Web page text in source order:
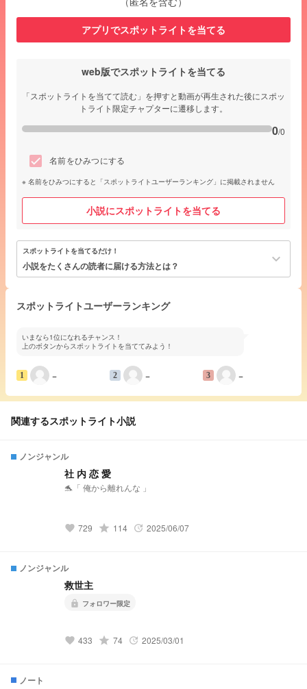
アプリでスポットライトを当てる
web版でスポットライトを当てる
「スポットライトを当てて読む」を押すと動画が再生された後にスポッ
トライト限定チャプターに遷移します。
0/0
名前をひみつにする
名前をひみつにすると「スポットライトユーザーランキング」に掲載されません
小説にスポットライトを当てる
スポットライトを当てるだけ！
小説をたくさんの読者に届ける方法とは？ keyboard_arrow_down
スポットライトユーザーランキング
いまなら1位になれるチャンス！
上のボタンからスポットライトを当ててみよう！
1 − 2 − 3 −
関連するスポットライト小説
ノンジャンル
社 内 恋 愛
🐬「 俺から離れんな 」
favorite 729 grade 114 update 2025/06/07
ノンジャンル
救世主
lock フォロワー限定
favorite 433 grade 74 update 2025/03/01
ノート